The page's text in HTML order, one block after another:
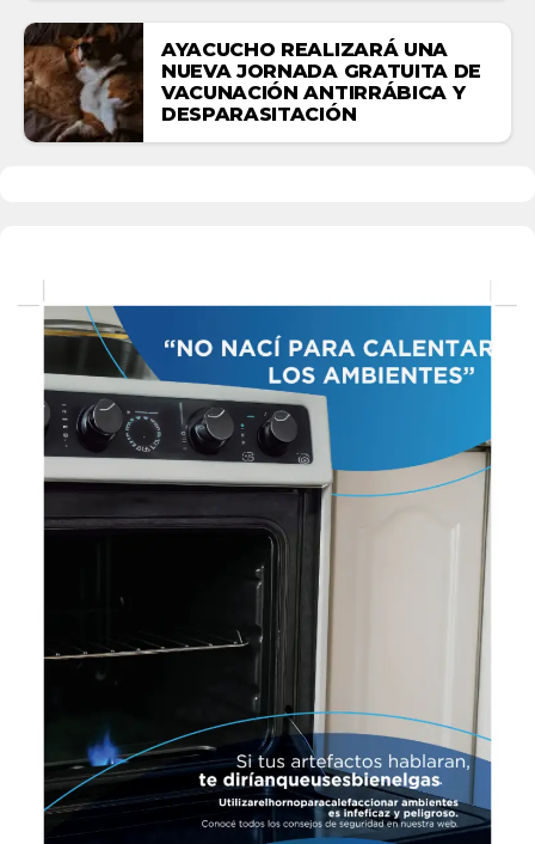
AYACUCHO REALIZARÁ UNA
NUEVA JORNADA GRATUITA DE
VACUNACIÓN ANTIRRÁBICA Y
DESPARASITACIÓN